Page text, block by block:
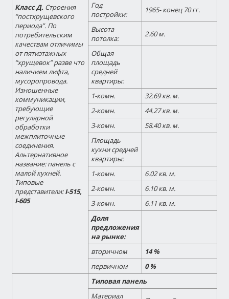
Класс Д. Строения
“постхрущевского
периода”. По
потребительским
качествам отличимы
от пятиэтажных
“хрущевок” разве что
наличием лифта,
мусоропровода.
Изношенные
коммуникации,
требующие
регулярной
обработки
межплиточные
соединения.
Альтернативное
название:панель с
малой кухней.
Типовые
представители:I-515,
I-605
Год
постройки:
1965- конец 70 гг.
Высота
потолка:
2.60 м.
Общая
площадь
средней
квартиры:
1-комн.
32.69 кв. м.
2-комн.
44.27 кв. м.
3-комн.
58.40 кв. м.
Площадь
кухни средней
квартиры:
1-комн.
6.02 кв. м.
2-комн.
6.10 кв. м.
3-комн.
6.11 кв. м.
Доля
предложения
на рынке:
вторичном
14 %
первичном
0 %
Типовая панель
Материал